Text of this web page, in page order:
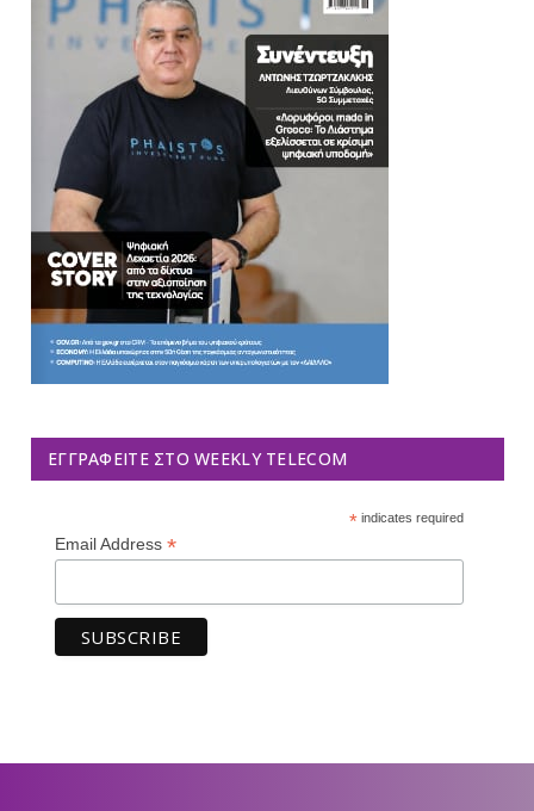
ΕΓΓΡΑΦΕΊΤΕ ΣΤΟ WEEKLY TELECOM
*indicates required
Email Address *